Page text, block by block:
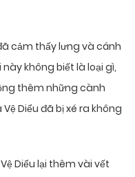
cảm thấy lưng và cánh
không biết là loại gì,
thêm những cành
Diểu đã bị xé ra không
Diểu lại thêm vài vết